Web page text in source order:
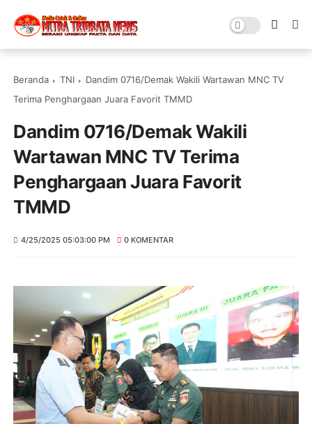
Beranda TNI
Dandim 0716/Demak Wakili Wartawan MNC TV
Terima Penghargaan Juara Favorit TMMD
Dandim 0716/Demak Wakili
Wartawan MNC TV Terima
Penghargaan Juara Favorit
TMMD
4/25/2025 05:03:00 PM 0 KOMENTAR